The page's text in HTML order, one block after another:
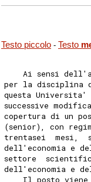
Testo piccolo - Testo
Ai sensi
per la disciplina
questa
successive
copertura di un
(senior), con
trentasei  mesi,
dell'economia e
settore
dell'economia e
Il posto